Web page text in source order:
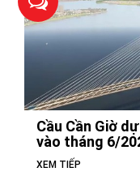
Cầu Cần Giờ
vào tháng 6/
XEM TIẾP